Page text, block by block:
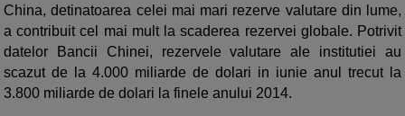
China, detinatoarea celei mai mari rezerve valutare din lume,
a contribuit cel mai mult la scaderea rezervei globale. Potrivit
datelor Bancii Chinei, rezervele valutare ale institutiei au
scazut de la 4.000 miliarde de dolari in iunie anul trecut la
3.800 miliarde de dolari la finele anului 2014.